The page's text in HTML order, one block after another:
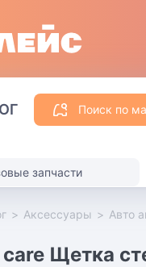
Поиск по
запчасти
> Аксессуары > Авто
care Щетка